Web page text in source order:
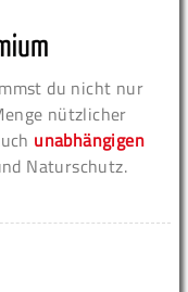
du nicht nur
nützlicher
unabhängigen
Naturschutz.